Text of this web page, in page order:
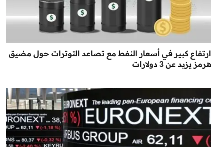
ارتفاع كبير في أسعار النفط مع تصاعد التوترات حول مضيق
هرمز يزيد عن 3 دولارات